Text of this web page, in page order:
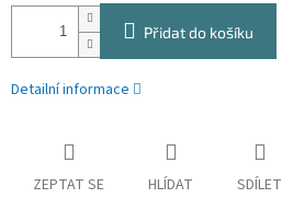
Přidat do košíku
Detailní informace
ZEPTAT SE HLÍDAT SDÍLET